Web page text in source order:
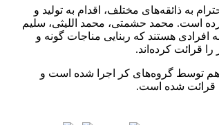
به ذائقه‌های مختلف، اقدام به تولید و
ربنا کرده است. محمد حشمتی، محمد اللیثی، سلیم
افرادی هستند که ربنایی مناجات گونه و
قرائت کرده‌اند.
17 قطعه ربنا هم توسط گروه‌های کر اجرا شده است و
قرائت شده است.